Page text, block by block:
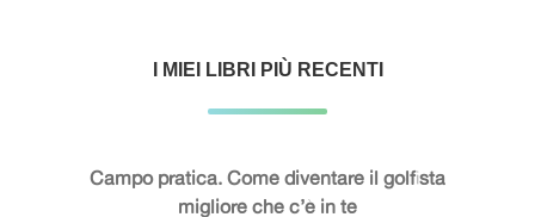
I MIEI LIBRI PIÙ RECENTI
Campo pratica. Come diventare il golfista
migliore che c’è in te